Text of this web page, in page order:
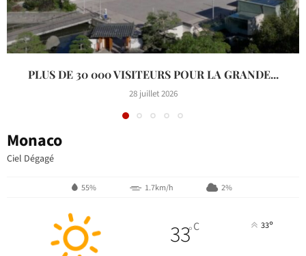
PLUS DE 30 000 VISITEURS POUR LA GRANDE...
28 juillet 2026
Monaco
Ciel Dégagé
55% 1.7km/h 2%
33°C 33°